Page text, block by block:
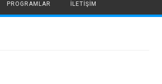
PROGRAMLAR İLETIŞIM